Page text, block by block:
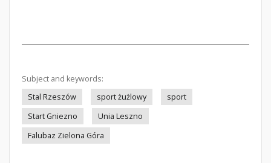
Subject and keywords:
Stal Rzeszów
sport żużlowy
sport
Start Gniezno
Unia Leszno
Falubaz Zielona Góra